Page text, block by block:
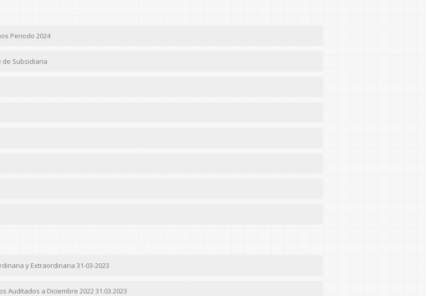
Periodo 2024
de Subsidiaria
y Extraordinaria 31-03-2023
Auditados a Diciembre 2022 31.03.2023